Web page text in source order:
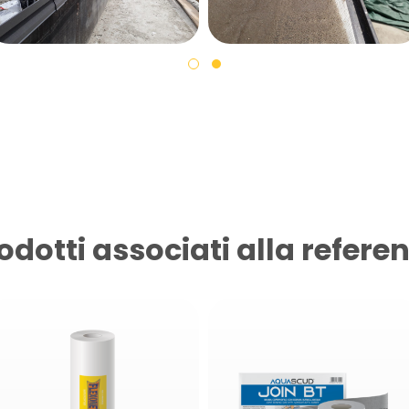
associati alla